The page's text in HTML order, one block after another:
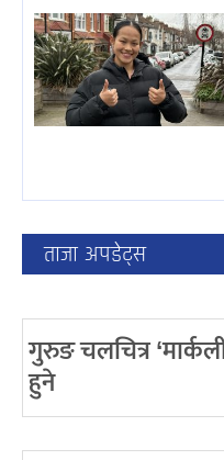
ताजा अपडेट्स
गुरुङ चलचित्र
हुने